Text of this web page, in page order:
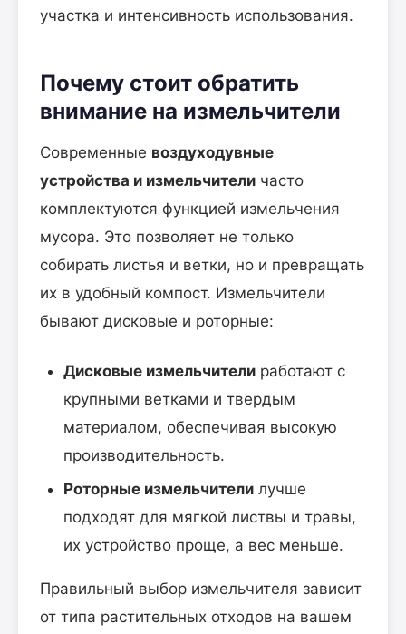
участка и интенсивность использования.
Почему стоит обратить
внимание на измельчители
Современные воздуходувные
устройства и измельчители часто
комплектуются функцией измельчения
мусора. Это позволяет не только
собирать листья и ветки, но и превращать
их в удобный компост. Измельчители
бывают дисковые и роторные:
Дисковые измельчителиработают с
крупными ветками и твердым
материалом, обеспечивая высокую
производительность.
Роторные измельчителилучше
подходят для мягкой листвы и травы,
их устройство проще, а вес меньше.
Правильный выбор измельчителя зависит
от типа растительных отходов на вашем